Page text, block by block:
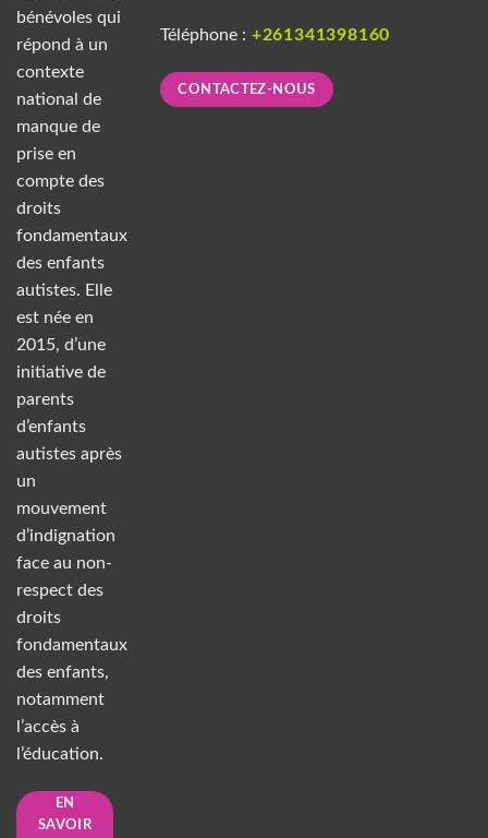
bénévoles qui
répond à un
contexte
national de
manque de
prise en
compte des
droits
fondamentaux
des enfants
autistes. Elle
est née en
2015, d’une
initiative de
parents
d’enfants
autistes après
un
mouvement
d’indignation
face au non-
respect des
droits
fondamentaux
des enfants,
notamment
l’accès à
l’éducation.
EN
SAVOIR
Téléphone : +261341398160
CONTACTEZ-NOUS